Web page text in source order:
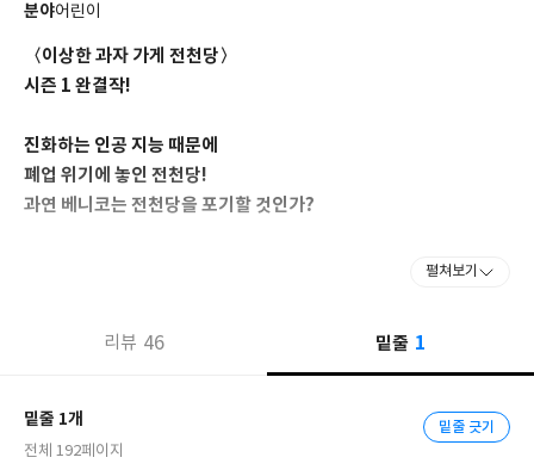
분야어린이
〈이상한 과자 가게 전천당〉
시즌 1 완결작!
진화하는 인공 지능 때문에
폐업 위기에 놓인 전천당!
과연 베니코는 전천당을 포기할 것인가?
당〉을 찾아온다. 결정하는 일이 어려운 무쓰미는 〈골라주시계〉
라는 회중시계를 통해 별 고민 없이 선택을 할 수 있게 된다. 다만,
〈골라주시계〉가 고른 결정을 번복해서는 안 된다. 하지만 무쓰미
는 친구 관계를 앞두고 〈골라주시계〉의 결정을 번복하고 만다. 결
국, 시계는 고장 나 버리고 친구의 유혹에 못 이겨 〈골라주시계〉
펼쳐보기
리뷰 46 밑줄 1
밑줄 1개
전체 192페이지
밑줄 긋기